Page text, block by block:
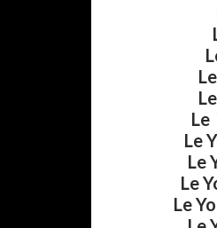
Le
Le
Le
Le
Le
Le
Le
Le Yoga
Le
Le Yoga